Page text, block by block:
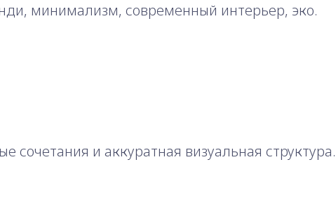
минимализм, современный интерьер, эко.
сочетания и аккуратная визуальная структура.